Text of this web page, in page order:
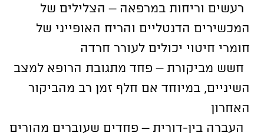
רעשים וריחות במרפאה – הצלילים של
המכשירים הדנטליים והריח האופייני של
חומרי חיטוי יכולים לעורר חרדה
חשש מביקורת – פחד מתגובת הרופא למצב
השיניים, במיוחד אם חלף זמן רב מהביקור
האחרון
העברה בין-דורית – פחדים שעוברים מהורים